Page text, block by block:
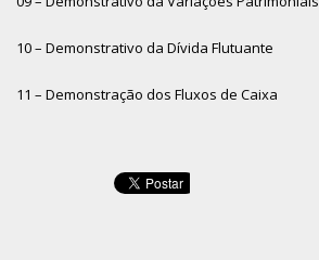
10 – Demonstrativo da Dívida Flutuante
11 – Demonstração dos Fluxos de Caixa